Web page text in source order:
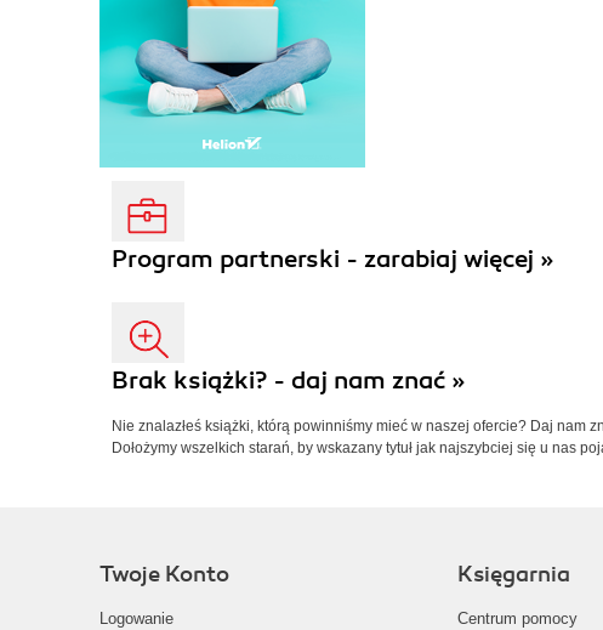
Program partnerski - zarabiaj więcej »
Brak książki? - daj nam znać »
Nie znalazłeś książki, którą powinniśmy mieć w naszej ofercie? Daj nam
Dołożymy wszelkich starań, by wskazany tytuł jak najszybciej się u nas
Twoje Konto
Logowanie
Księgarnia
Centrum pomocy